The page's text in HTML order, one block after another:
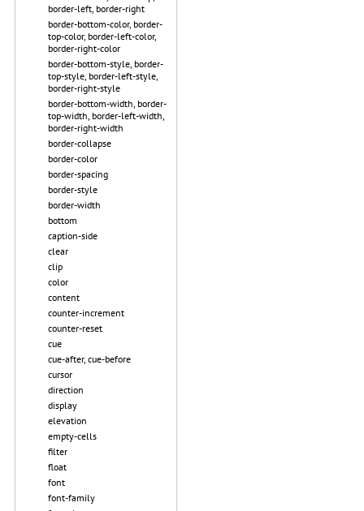
border-left, border-right
border-bottom-color, border-
top-color, border-left-color,
border-right-color
border-bottom-style, border-
top-style, border-left-style,
border-right-style
border-bottom-width, border-
top-width, border-left-width,
border-right-width
border-collapse
border-color
border-spacing
border-style
border-width
bottom
caption-side
clear
clip
color
content
counter-increment
counter-reset
cue
cue-after, cue-before
cursor
direction
display
elevation
empty-cells
filter
float
font
font-family